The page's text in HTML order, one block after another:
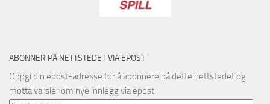
ABONNER PÅ NETTSTEDET VIA EPOST
Oppgi din epost-adresse for å abonnere på dette nettstedet og
motta varsler om nye innlegg via epost.